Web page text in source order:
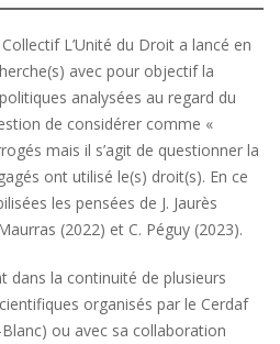
L’Unité du Droit a lancé en
avec pour objectif la
analysées au regard du
de considérer comme «
mais il s’agit de questionner la
ont utilisé le(s) droit(s). En ce
les pensées de J. Jaurès
(2022) et C. Péguy (2023).
dans la continuité de plusieurs
organisés par le Cerdaf
ou avec sa collaboration